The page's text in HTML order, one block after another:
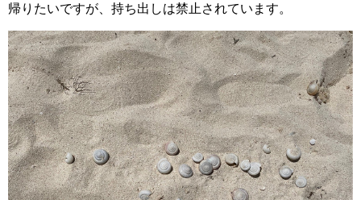
帰りたいですが、持ち出しは禁止されています。